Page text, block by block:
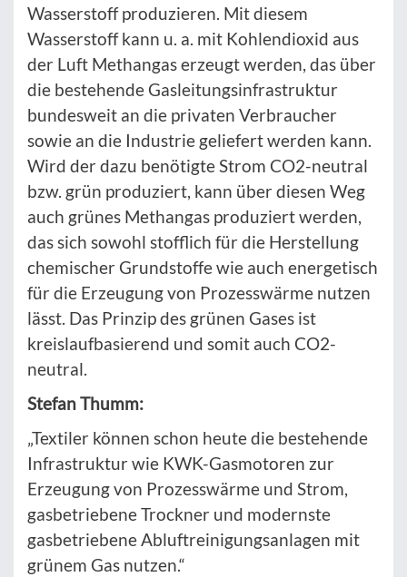
Wasserstoff produzieren. Mit diesem
Wasserstoff kann u. a. mit Kohlendioxid aus
der Luft Methangas erzeugt werden, das über
die bestehende Gasleitungsinfrastruktur
bundesweit an die privaten Verbraucher
sowie an die Industrie geliefert werden kann.
Wird der dazu benötigte Strom CO2-neutral
bzw. grün produziert, kann über diesen Weg
auch grünes Methangas produziert werden,
das sich sowohl stofflich für die Herstellung
chemischer Grundstoffe wie auch energetisch
für die Erzeugung von Prozesswärme nutzen
lässt. Das Prinzip des grünen Gases ist
kreislaufbasierend und somit auch CO2-
neutral.
Stefan Thumm:
„Textiler können schon heute die bestehende
Infrastruktur wie KWK-Gasmotoren zur
Erzeugung von Prozesswärme und Strom,
gasbetriebene Trockner und modernste
gasbetriebene Abluftreinigungsanlagen mit
grünem Gas nutzen.“